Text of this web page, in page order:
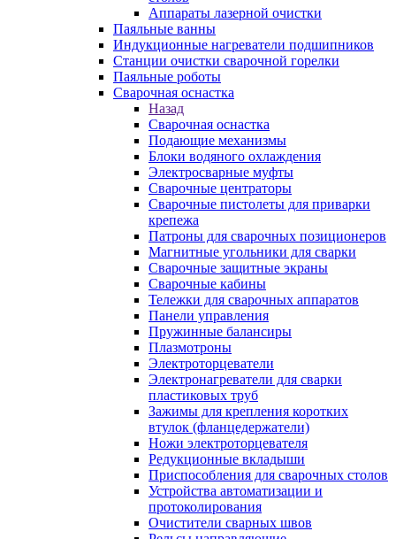
Аппараты лазерной очистки
Паяльные ванны
Индукционные нагреватели подшипников
Станции очистки сварочной горелки
Паяльные роботы
Сварочная оснастка
Назад
Сварочная оснастка
Подающие механизмы
Блоки водяного охлаждения
Электросварные муфты
Сварочные центраторы
Сварочные пистолеты для приварки
крепежа
Патроны для сварочных позиционеров
Магнитные угольники для сварки
Сварочные защитные экраны
Сварочные кабины
Тележки для сварочных аппаратов
Панели управления
Пружинные балансиры
Плазмотроны
Электроторцеватели
Электронагреватели для сварки
пластиковых труб
Зажимы для крепления коротких
втулок (фланцедержатели)
Ножи электроторцевателя
Редукционные вкладыши
Приспособления для сварочных столов
Устройства автоматизации и
протоколирования
Очистители сварных швов